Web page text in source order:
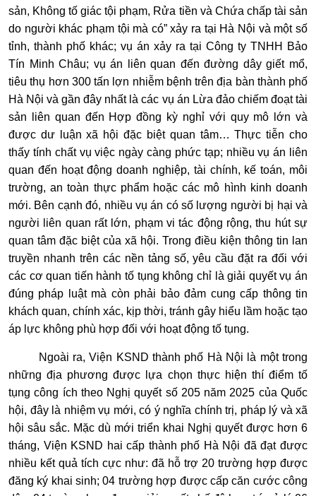
sản, Không tố giác tội phạm, Rửa tiền và Chứa chấp tài sản
do người khác phạm tội mà có” xảy ra tại Hà Nội và một số
tỉnh, thành phố khác; vụ án xảy ra tại Công ty TNHH Bảo
Tín Minh Châu; vụ án liên quan đến đường dây giết mổ,
tiêu thụ hơn 300 tấn lợn nhiễm bệnh trên địa bàn thành phố
Hà Nội và gần đây nhất là các vụ án Lừa đảo chiếm đoạt tài
sản liên quan đến Hợp đồng kỳ nghỉ với quy mô lớn và
được dư luận xã hội đặc biệt quan tâm… Thực tiễn cho
thấy tính chất vụ việc ngày càng phức tạp; nhiều vụ án liên
quan đến hoạt động doanh nghiệp, tài chính, kế toán, môi
trường, an toàn thực phẩm hoặc các mô hình kinh doanh
mới. Bên cạnh đó, nhiều vụ án có số lượng người bị hại và
người liên quan rất lớn, phạm vi tác động rộng, thu hút sự
quan tâm đặc biệt của xã hội. Trong điều kiện thông tin lan
truyền nhanh trên các nền tảng số, yêu cầu đặt ra đối với
các cơ quan tiến hành tố tụng không chỉ là giải quyết vụ án
đúng pháp luật mà còn phải bảo đảm cung cấp thông tin
khách quan, chính xác, kịp thời, tránh gây hiểu lầm hoặc tạo
áp lực không phù hợp đối với hoạt động tố tụng.
Ngoài ra, Viện KSND thành phố Hà Nội là một trong
những địa phương được lựa chọn thực hiện thí điểm tố
tụng công ích theo Nghị quyết số 205 năm 2025 của Quốc
hội, đây là nhiệm vụ mới, có ý nghĩa chính trị, pháp lý và xã
hội sâu sắc. Mặc dù mới triển khai Nghị quyết được hơn 6
tháng, Viện KSND hai cấp thành phố Hà Nội đã đạt được
nhiều kết quả tích cực như: đã hỗ trợ 20 trường hợp được
đăng ký khai sinh; 04 trường hợp được cấp căn cước công